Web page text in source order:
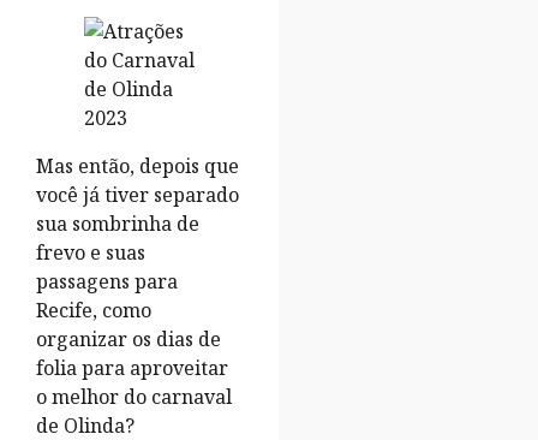
Mas então, depois que
você já tiver separado
sua sombrinha de
frevo e suas
passagens para
Recife, como
organizar os dias de
folia para aproveitar
o melhor do carnaval
de Olinda?